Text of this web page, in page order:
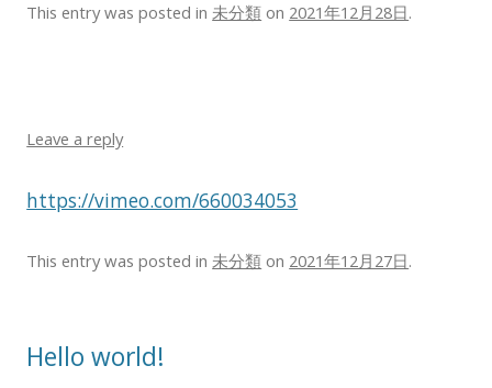
This entry was posted in未分類 on 2021年12月28日.
Leave a reply
https://vimeo.com/660034053
This entry was posted in 未分類 on 2021年12月27日.
Hello world!